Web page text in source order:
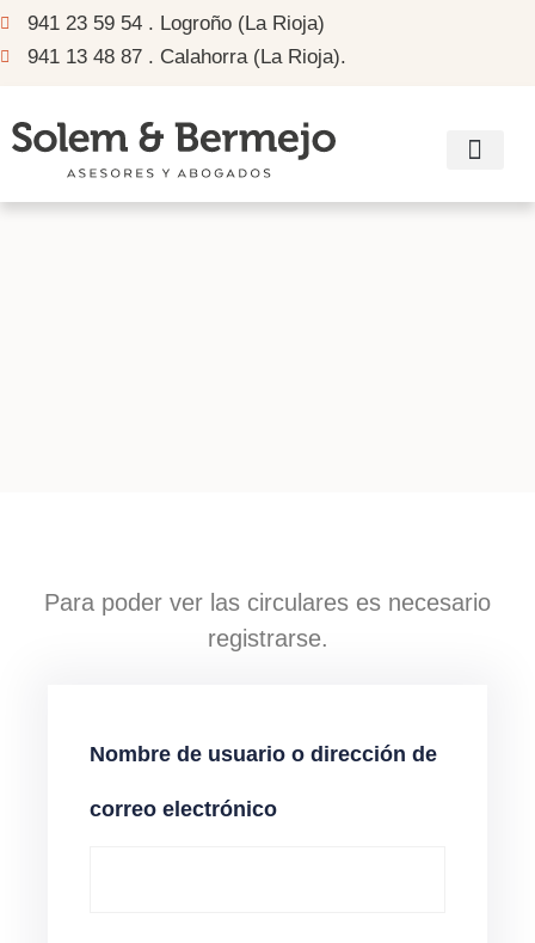
941 23 59 54 . Logroño (La Rioja)
941 13 48 87 . Calahorra (La Rioja).
Para poder ver las circulares es necesario
registrarse.
Nombre de usuario o dirección de
correo electrónico